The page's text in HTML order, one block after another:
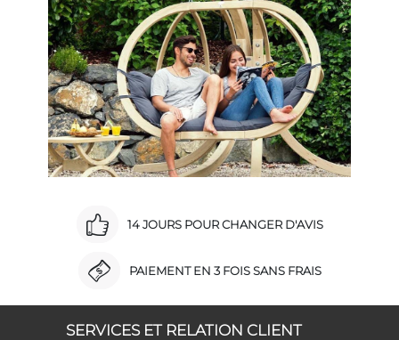
14 JOURS POUR CHANGER D'AVIS
PAIEMENT EN 3 FOIS SANS FRAIS
SERVICES ET RELATION CLIENT